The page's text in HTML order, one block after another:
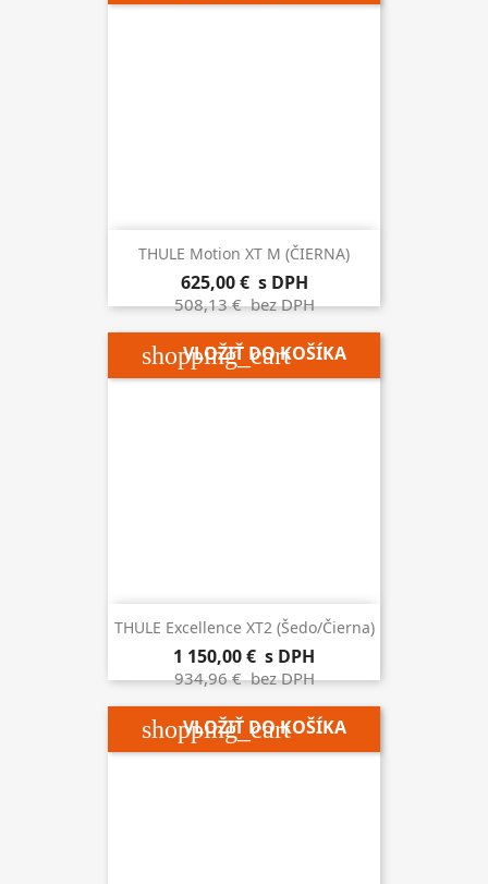
THULE Motion XT M (ČIERNA)
625,00 € s DPH
508,13 €bez DPH
shopping_cart
VLOŽIŤ DO KOŠÍKA
THULE Excellence XT2 (šedo/čierna)
1 150,00 € s DPH
934,96 €bez DPH
shopping_cart
VLOŽIŤ DO KOŠÍKA